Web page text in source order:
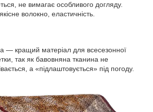
не вимагає особливого догляду.
волокно, еластичність.
— кращий матеріал для всесезонної
так як бавовняна тканина не
а «підлаштовується» під погоду.